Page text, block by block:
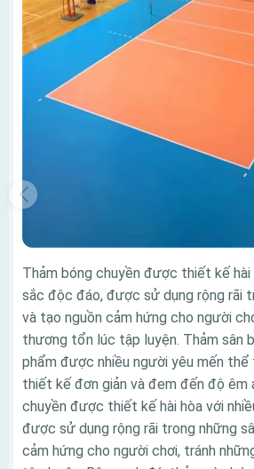
Thảm bóng chuyền được thiết kế hài
sắc độc đáo, được sử dụng rộng rãi
và tạo nguồn cảm hứng cho người
thương tổn lúc tập luyện. Thảm sân
phẩm được nhiều người yêu mến thể
thiết kế đơn giản và đem đến độ êm
chuyền được thiết kế hài hòa với
được sử dụng rộng rãi trong những
cảm hứng cho người chơi, tránh